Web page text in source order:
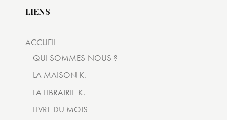
LIENS
ACCUEIL
QUI SOMMES-NOUS ?
LA MAISON K.
LA LIBRAIRIE K.
LIVRE DU MOIS